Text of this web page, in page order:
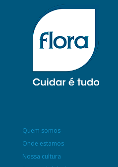
Quem somos
Onde estamos
Nossa cultura